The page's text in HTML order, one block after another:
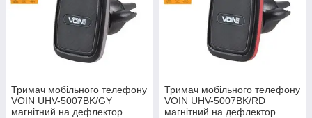
Тримач мобільного телефону
VOIN UHV-5007BK/GY
магнітний на дефлектор
Тримач мобільного телефону
VOIN UHV-5007BK/RD
магнітний на дефлектор